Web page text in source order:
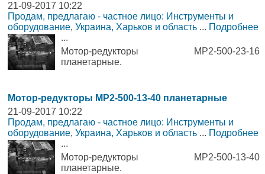
21-09-2017 10:22
Продам, предлагаю - частное лицо: Инструменты и
оборудование, Украина, Харьков и область ... Подробнее
...
Мотор-редукторы МР2-500-23-16
планетарные.
Мотор-редукторы МР2-500-13-40 планетарные
21-09-2017 10:22
Продам, предлагаю - частное лицо: Инструменты и
оборудование, Украина, Харьков и область ... Подробнее
...
Мотор-редукторы МР2-500-13-40
планетарные.